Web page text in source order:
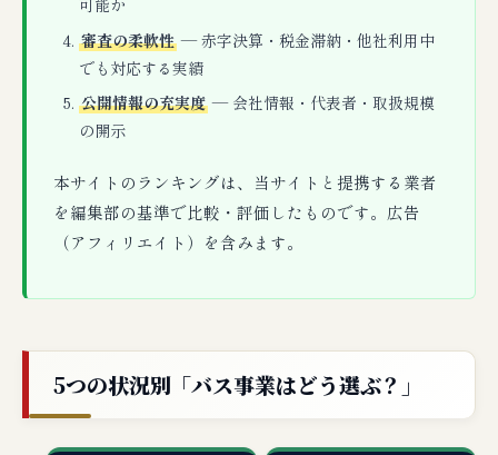
可能か
審査の柔軟性— 赤字決算・税金滞納・他社利用中
でも対応する実績
公開情報の充実度— 会社情報・代表者・取扱規模
の開示
本サイトのランキングは、当サイトと提携する業者
を編集部の基準で比較・評価したものです。広告
（アフィリエイト）を含みます。
5つの状況別「バス事業はどう選ぶ？」